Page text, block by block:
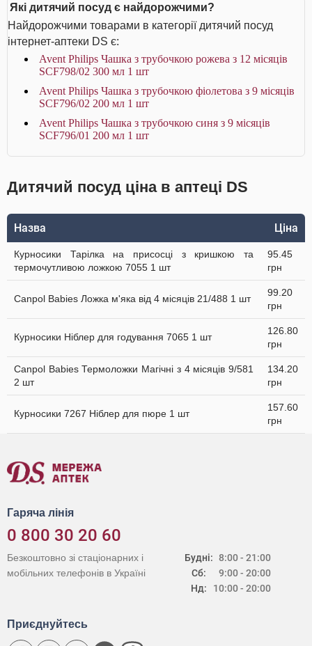
Які дитячий посуд є найдорожчими?
Найдорожчими товарами в категорії дитячий посуд
інтернет-аптеки DS є:
Avent Philips Чашка з трубочкою рожева з 12 місяців
SCF798/02 300 мл 1 шт
Avent Philips Чашка з трубочкою фіолетова з 9 місяців
SCF796/02 200 мл 1 шт
Avent Philips Чашка з трубочкою синя з 9 місяців
SCF796/01 200 мл 1 шт
Дитячий посуд ціна в аптеці DS
Назва Ціна
Курносики Тарілка на присосці з кришкою та
термочутливою ложкою 7055 1 шт
95.45
грн
Canpol Babies Ложка м'яка від 4 місяців 21/488 1 шт
99.20
грн
Курносики Ніблер для годування 7065 1 шт
126.80
грн
Canpol Babies Термоложки Магічні з 4 місяців 9/581
2 шт
134.20
грн
Курносики 7267 Ніблер для пюре 1 шт
157.60
грн
Гаряча лінія
0 800 30 20 60
Будні:
Сб:
Нд:
8:00 - 21:00
9:00 - 20:00
10:00 - 20:00
Безкоштовно зі стаціонарних і
мобільних телефонів в Україні
Приєднуйтесь